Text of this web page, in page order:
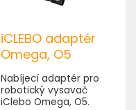
iCLEBO adaptér
Omega, O5
Nabíjecí adaptér pro
robotický vysavač
iClebo Omega, O5.